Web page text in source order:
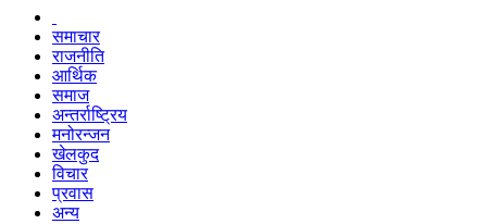
समाचार
राजनीति
आर्थिक
समाज
अन्तर्राष्ट्रिय
मनोरन्जन
खेलकुद
विचार
प्रवास
अन्य